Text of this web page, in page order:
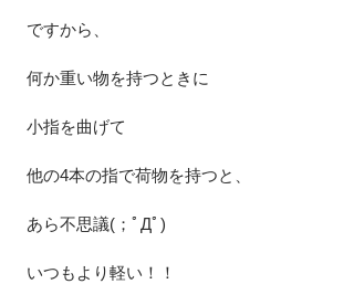
ですから、
何か重い物を持つときに
小指を曲げて
他の4本の指で荷物を持つと、
あら不思議(；ﾟДﾟ)
いつもより軽い！！